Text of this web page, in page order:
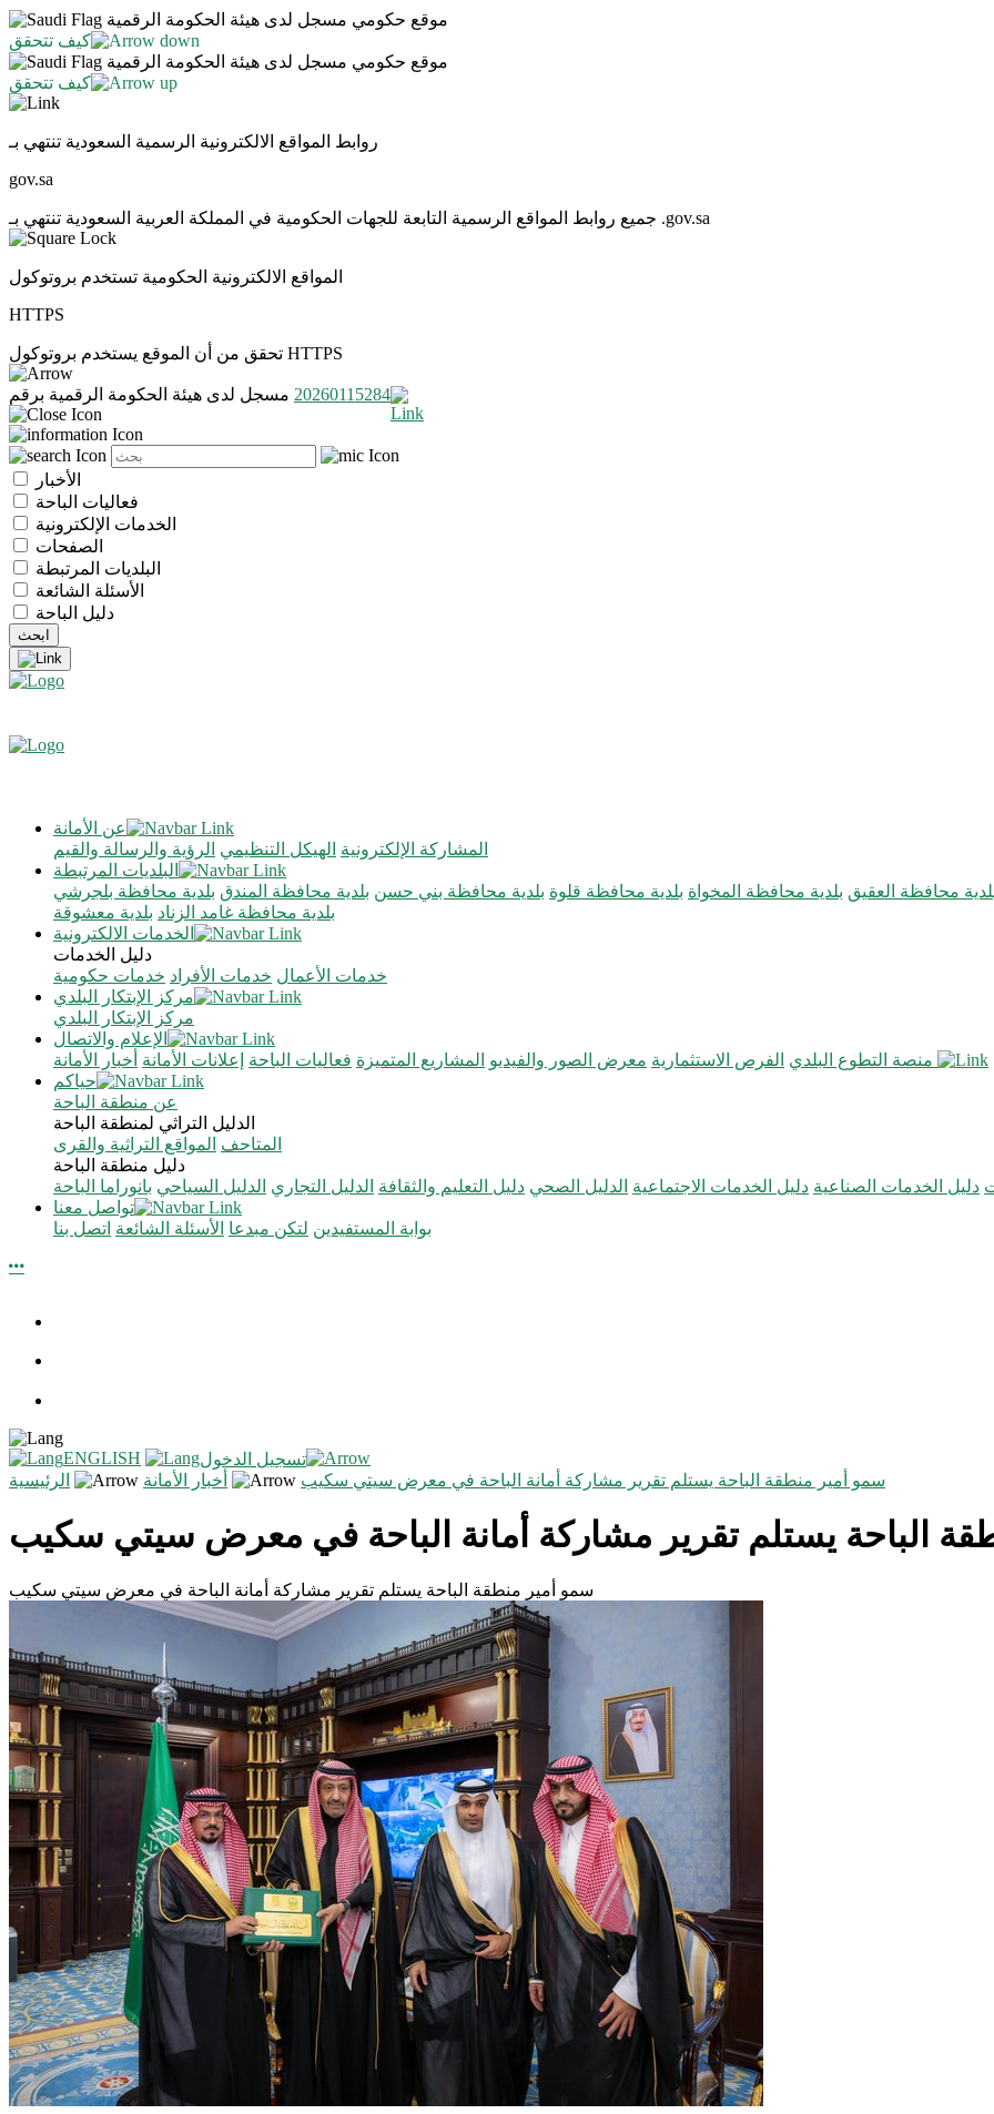
موقع حكومي مسجل لدى هيئة الحكومة الرقمية
كيف تتحقق
موقع حكومي مسجل لدى هيئة الحكومة الرقمية
كيف تتحقق
روابط المواقع الالكترونية الرسمية السعودية تنتهي بـ
gov.sa
جميع روابط المواقع الرسمية التابعة للجهات الحكومية في المملكة العربية السعودية تنتهي بـ .gov.sa
المواقع الالكترونية الحكومية تستخدم بروتوكول
HTTPS
تحقق من أن الموقع يستخدم بروتوكول HTTPS
مسجل لدى هيئة الحكومة الرقمية برقم 20260115284
الأخبار
فعاليات الباحة
الخدمات الإلكترونية
الصفحات
البلديات المرتبطة
الأسئلة الشائعة
دليل الباحة
عن الأمانة
الرؤية والرسالة والقيم الهيكل التنظيمي المشاركة الإلكترونية
البلديات المرتبطة
بلدية محافظة بلجرشي بلدية محافظة المندق بلدية محافظة بني حسن بلدية محافظة قلوة بلدية محافظة المخواة محافظة العقيق
بلدية معشوقة بلدية محافظة غامد الزناد
الخدمات الالكترونية
دليل الخدمات
خدمات حكومية خدمات الأفراد خدمات الأعمال
مركز الإبتكار البلدي
مركز الإبتكار البلدي
الإعلام والاتصال
أخبار الأمانة إعلانات الأمانة فعاليات الباحة المشاريع المتميزة معرض الصور والفيديو الفرص الاستثمارية منصة التطوع البلدي
حياكم
عن منطقة الباحة
الدليل التراثي لمنطقة الباحة
المواقع التراثية والقرى المتاحف
دليل منطقة الباحة
بانوراما الباحة الدليل السياحي الدليل التجاري دليل التعليم والثقافة الدليل الصحي دليل الخدمات الاجتماعية دليل الخدمات الصناعية
تواصل معنا
اتصل بنا الأسئلة الشائعة لتكن مبدعا بوابة المستفيدين
ENGLISH
تسجيل الدخول
الرئيسية
أخبار الأمانة سمو أمير منطقة الباحة يستلم تقرير مشاركة أمانة الباحة في معرض سيتي سكيب
الباحة يستلم تقرير مشاركة أمانة الباحة في معرض سيتي سكيب
سمو أمير منطقة الباحة يستلم تقرير مشاركة أمانة الباحة في معرض سيتي سكيب